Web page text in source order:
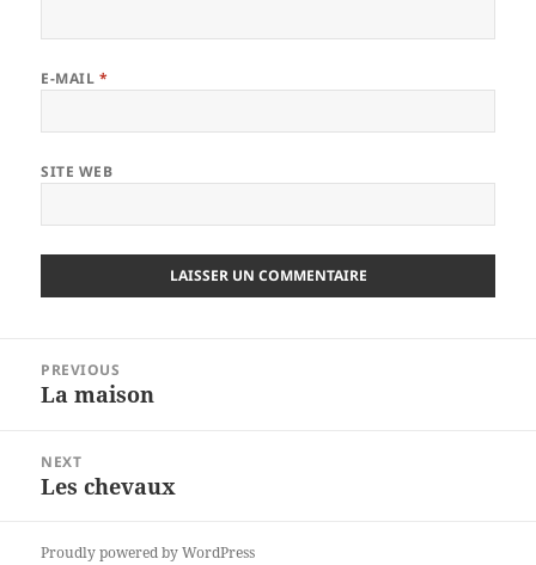
E-MAIL *
SITE WEB
l’article
PREVIOUS
Previous
La maison
NEXT
Next
Les chevaux
Proudly powered by WordPress